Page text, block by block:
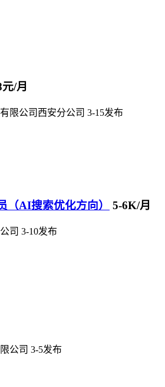
/月
限公司西安分公司 3-15发布
（AI搜索优化方向） 5-6K/月
司 3-10发布
公司 3-5发布